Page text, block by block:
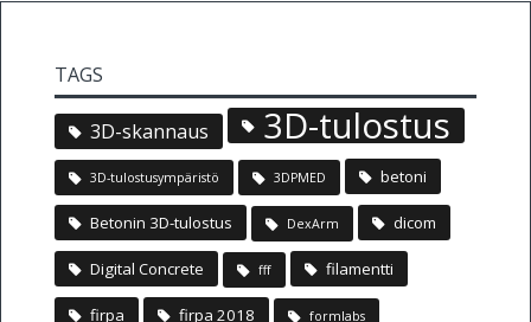
TAGS
3D-skannaus 3D-tulostus
3D-tulostusympäristö 3DPMED betoni
Betonin 3D-tulostus DexArm dicom
Digital Concrete fff filamentti
firpa firpa 2018 formlabs